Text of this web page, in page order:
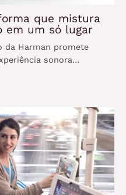
que mistura
em um só lugar
da Harman promete
sonora…